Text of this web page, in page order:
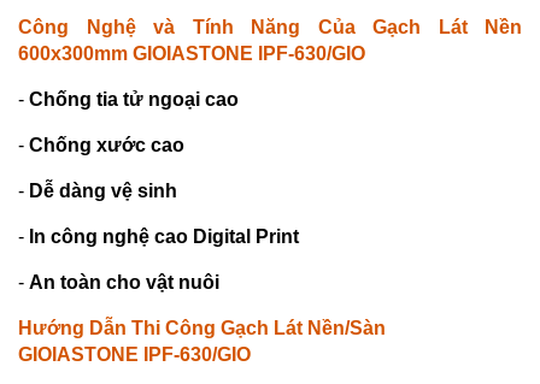
Công Nghệ và Tính Năng Của Gạch Lát Nền
600x300mm GIOIASTONE IPF-630/GIO
- Chống tia tử ngoại cao
- Chống xước cao
- Dễ dàng vệ sinh
- In công nghệ cao Digital Print
- An toàn cho vật nuôi
Hướng Dẫn Thi Công Gạch Lát Nền/Sàn
GIOIASTONE IPF-630/GIO